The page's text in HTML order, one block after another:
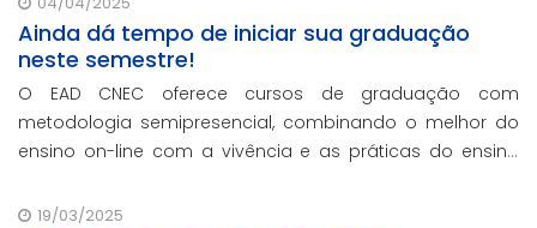
Ainda dá tempo de iniciar sua graduação
neste semestre!
O EAD CNEC oferece cursos de graduação com
metodologia semipresencial, combinando o melhor do
ensino on-line com a vivência e as práticas do ensino
19/03/2025